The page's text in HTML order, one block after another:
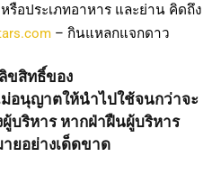
รือประเภทอาหาร และย่าน คิดถึง
– กินแหลกแจกดาว
ขสิทธิ์ของ
อนุญาตให้นำไปใช้จนกว่าจะ
บริหาร หากฝ่าฝืนผู้บริหาร
ยอย่างเด็ดขาด